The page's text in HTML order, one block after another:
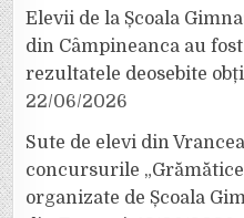
Elevii de la Școala
din Câmpineanca au
rezultatele deosebite
22/06/2026
Sute de elevi din
concursurile
organizate de Școala